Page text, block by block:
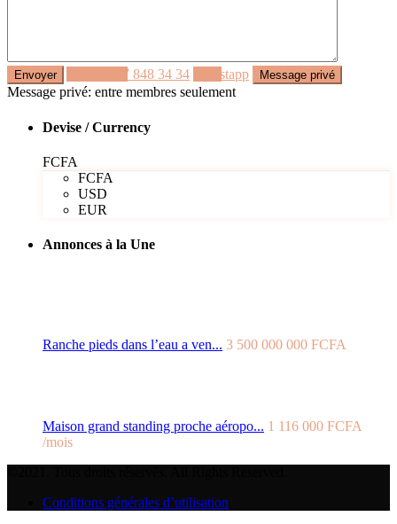
77 848 34 34
Whastapp
Message privé: entre membres seulement
Devise / Currency
FCFA
FCFA
USD
EUR
Annonces à la Une
Ranche pieds dans l’eau a ven... 3 500 000 000 FCFA
Maison grand standing proche aéropo... 1 116 000 FCFA
/mois
Conditions générales d’utilisation